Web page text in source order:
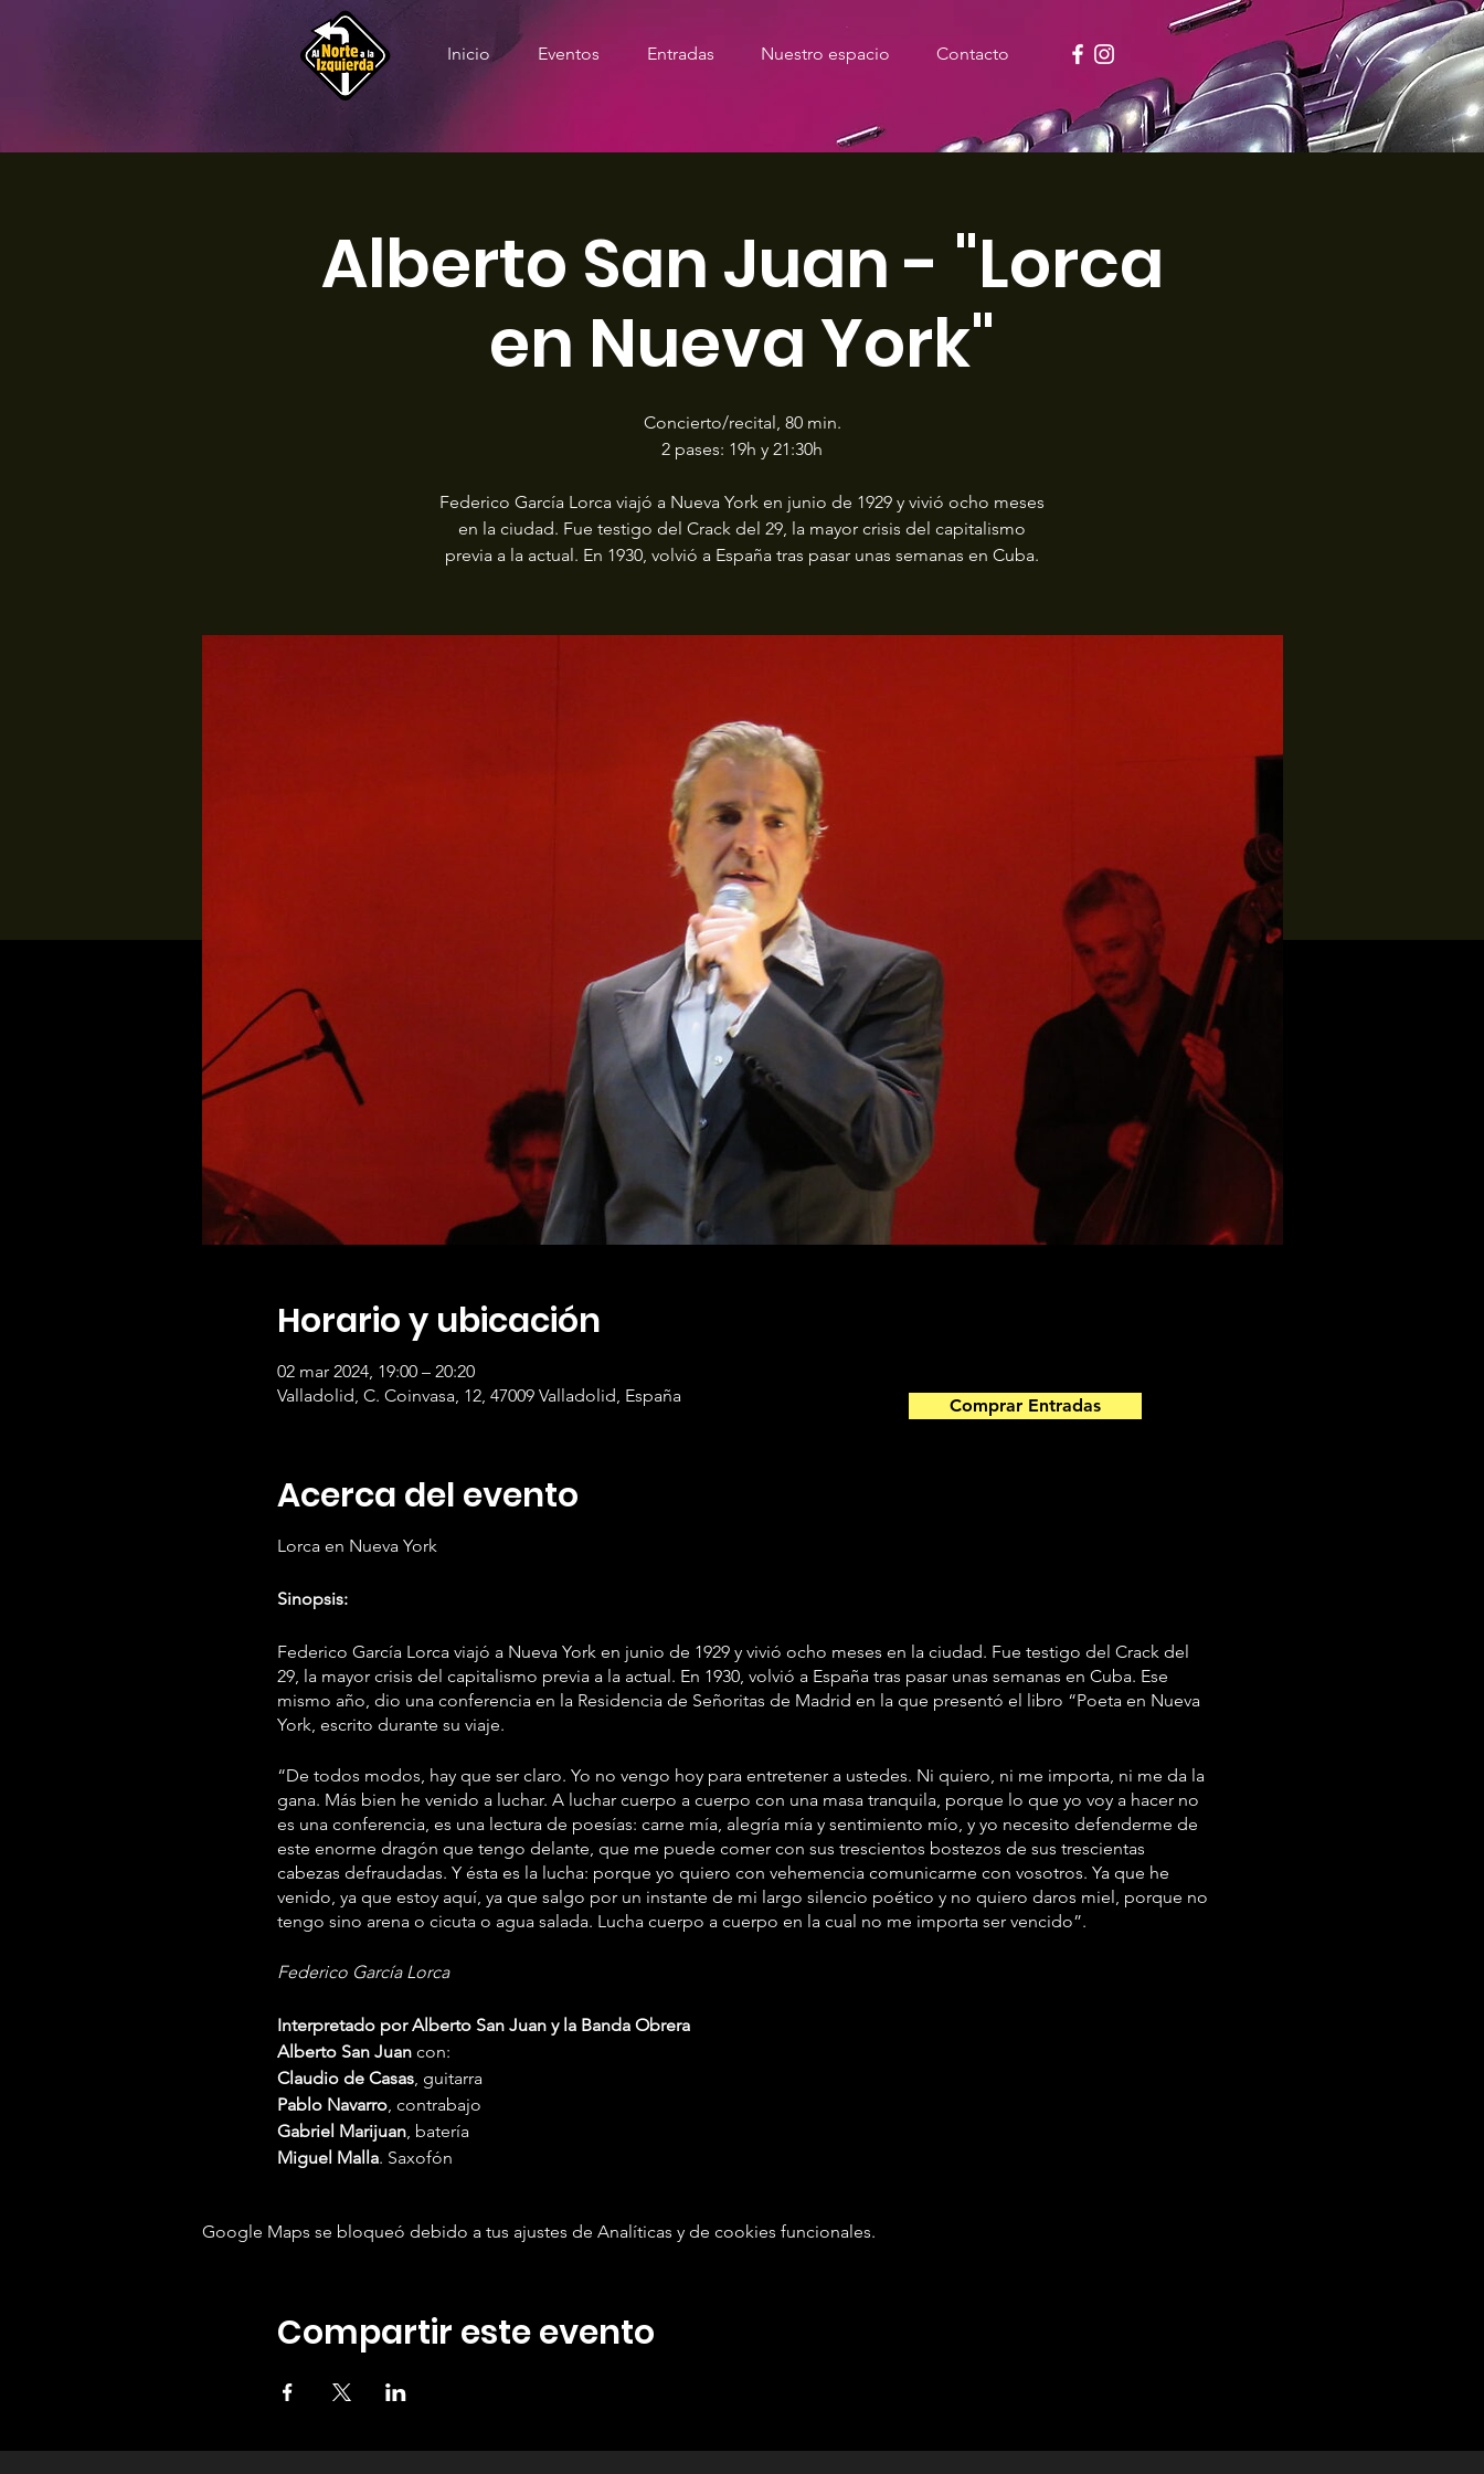
Inicio Eventos Entradas Nuestro espacio Contacto
Alberto San Juan - "Lorca
en Nueva York"
Concierto/recital, 80 min.
2 pases: 19h y 21:30h
Federico García Lorca viajó a Nueva York en junio de 1929 y vivió ocho meses
en la ciudad. Fue testigo del Crack del 29, la mayor crisis del capitalismo
previa a la actual. En 1930, volvió a España tras pasar unas semanas en Cuba.
Horario y ubicación
02 mar 2024, 19:00 – 20:20
Valladolid, C. Coinvasa, 12, 47009 Valladolid, España
Acerca del evento
Lorca en Nueva York
Sinopsis:
Federico García Lorca viajó a Nueva York en junio de 1929 y vivió ocho meses en la ciudad. Fue testigo del Crack del
29, la mayor crisis del capitalismo previa a la actual. En 1930, volvió a España tras pasar unas semanas en Cuba. Ese
mismo año, dio una conferencia en la Residencia de Señoritas de Madrid en la que presentó el libro “Poeta en Nueva
York, escrito durante su viaje.
“De todos modos, hay que ser claro. Yo no vengo hoy para entretener a ustedes. Ni quiero, ni me importa, ni me da la
gana. Más bien he venido a luchar. A luchar cuerpo a cuerpo con una masa tranquila, porque lo que yo voy a hacer no
es una conferencia, es una lectura de poesías: carne mía, alegría mía y sentimiento mío, y yo necesito defenderme de
este enorme dragón que tengo delante, que me puede comer con sus trescientos bostezos de sus trescientas
cabezas defraudadas. Y ésta es la lucha: porque yo quiero con vehemencia comunicarme con vosotros. Ya que he
venido, ya que estoy aquí, ya que salgo por un instante de mi largo silencio poético y no quiero daros miel, porque no
tengo sino arena o cicuta o agua salada. Lucha cuerpo a cuerpo en la cual no me importa ser vencido”.
Federico García Lorca
Interpretado por Alberto San Juan y la Banda Obrera
Alberto San Juancon:
Claudio de Casas, guitarra
Pablo Navarro, contrabajo
Gabriel Marijuan, batería
Miguel Malla. Saxofón
Google Maps se bloqueó debido a tus ajustes de Analíticas y de cookies funcionales.
Compartir este evento
Comprar Entradas